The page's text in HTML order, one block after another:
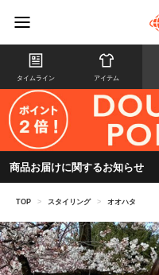
タイムライン アイテム
商品お届けに関するお知らせ
TOP > スタイリング > オオハタ